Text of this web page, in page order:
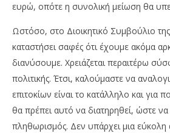
ευρώ, οπότε η συνολική μείωση θα
Ωστόσο, στο Διοικητικό Συμβούλιο
καταστήσει σαφές ότι έχουμε ακόμα
διανύσουμε. Χρειάζεται περαιτέρω
πολιτικής. Έτσι, καλούμαστε να
επιτοκίων είναι το κατάλληλο και για
θα πρέπει αυτό να διατηρηθεί, ώστε να
πληθωρισμός. Δεν υπάρχει μια